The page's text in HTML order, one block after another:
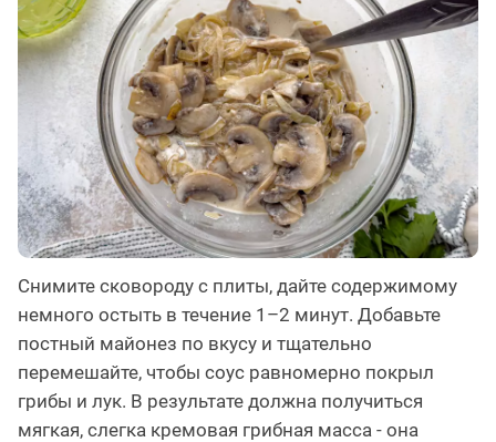
Снимите сковороду с плиты, дайте содержимому
немного остыть в течение 1–2 минут. Добавьте
постный майонез по вкусу и тщательно
перемешайте, чтобы соус равномерно покрыл
грибы и лук. В результате должна получиться
мягкая, слегка кремовая грибная масса - она